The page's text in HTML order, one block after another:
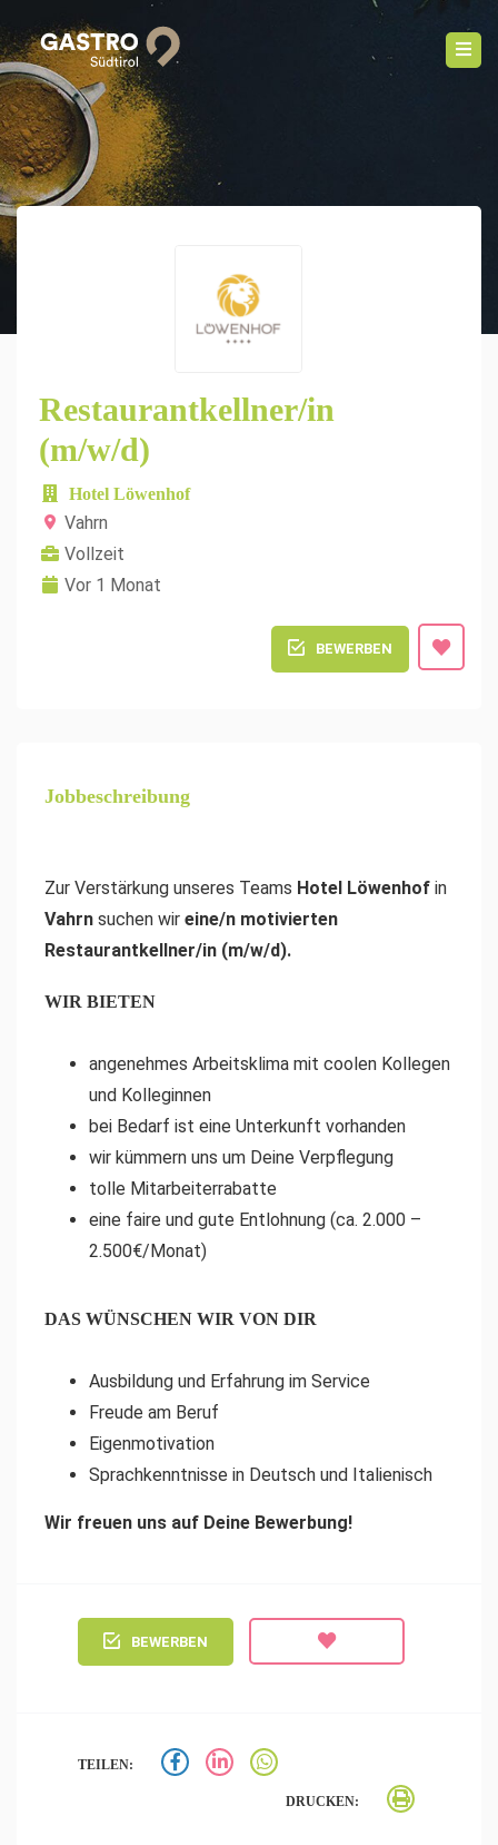
Restaurantkellner/in
(m/w/d)
Hotel Löwenhof
Vahrn
Vollzeit
Vor 1 Monat
BEWERBEN
Jobbeschreibung
Zur Verstärkung unseres Teams Hotel Löwenhof in
Vahrn suchen wir eine/n motivierten
Restaurantkellner/in (m/w/d).
WIR BIETEN
angenehmes Arbeitsklima mit coolen Kollegen
und Kolleginnen
bei Bedarf ist eine Unterkunft vorhanden
wir kümmern uns um Deine Verpflegung
tolle Mitarbeiterrabatte
eine faire und gute Entlohnung (ca. 2.000 –
2.500€/Monat)
DAS WÜNSCHEN WIR VON DIR
Ausbildung und Erfahrung im Service
Freude am Beruf
Eigenmotivation
Sprachkenntnisse in Deutsch und Italienisch
Wir freuen uns auf Deine Bewerbung!
BEWERBEN
TEILEN:
DRUCKEN: